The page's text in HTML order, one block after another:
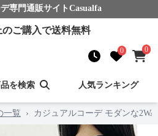
専門通販サイト Casualfa
のご購入で送料無料
0 0
を検索 人気ランキング
一覧 › カジュアルコーデ モダンな